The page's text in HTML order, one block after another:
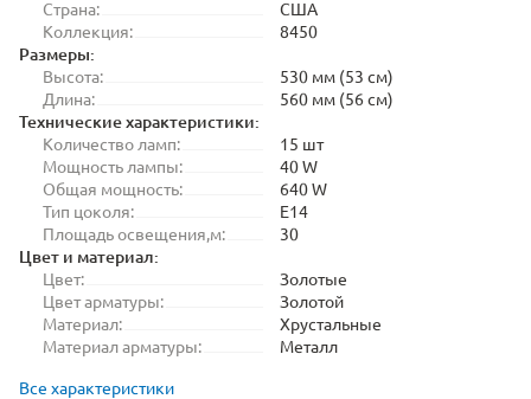
Страна:
США
Коллекция:
8450
Размеры:
Высота:
530 мм (53 см)
Длина:
560 мм (56 см)
Технические характеристики:
Количество ламп:
15 шт
Мощность лампы:
40 W
Общая мощность:
640 W
Тип цоколя:
E14
Площадь освещения,м:
30
Цвет и материал:
Цвет:
Золотые
Цвет арматуры:
Золотой
Материал:
Хрустальные
Материал арматуры:
Металл
Все характеристики